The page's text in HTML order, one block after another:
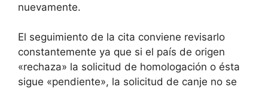
nuevamente.
El seguimiento de la cita conviene revisarlo
constantemente ya que si el país de origen
«rechaza» la solicitud de homologación o ésta
sigue «pendiente», la solicitud de canje no se